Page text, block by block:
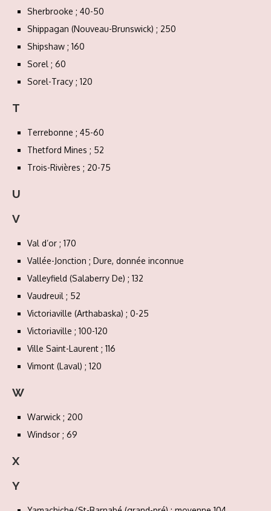
Sherbrooke ; 40-50
Shippagan (Nouveau-Brunswick) ; 250
Shipshaw ; 160
Sorel ; 60
Sorel-Tracy ; 120
T
Terrebonne ; 45-60
Thetford Mines ; 52
Trois-Rivières ; 20-75
U
V
Val d’or ; 170
Vallée-Jonction ; Dure, donnée inconnue
Valleyfield (Salaberry De) ; 132
Vaudreuil ; 52
Victoriaville (Arthabaska) ; 0-25
Victoriaville ; 100-120
Ville Saint-Laurent ; 116
Vimont (Laval) ; 120
W
Warwick ; 200
Windsor ; 69
X
Y